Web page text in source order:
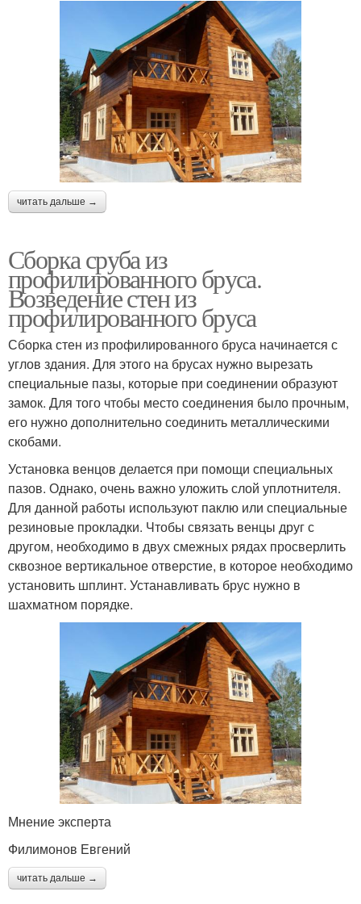
читать дальше →
Сборка сруба из
профилированного бруса.
Возведение стен из
профилированного бруса
Сборка стен из профилированного бруса начинается с
углов здания. Для этого на брусах нужно вырезать
специальные пазы, которые при соединении образуют
замок. Для того чтобы место соединения было прочным,
его нужно дополнительно соединить металлическими
скобами.
Установка венцов делается при помощи специальных
пазов. Однако, очень важно уложить слой уплотнителя.
Для данной работы используют паклю или специальные
резиновые прокладки. Чтобы связать венцы друг с
другом, необходимо в двух смежных рядах просверлить
сквозное вертикальное отверстие, в которое необходимо
установить шплинт. Устанавливать брус нужно в
шахматном порядке.
Мнение эксперта
Филимонов Евгений
читать дальше →